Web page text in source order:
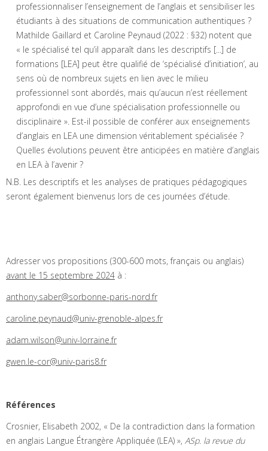
professionnaliser l’enseignement de l’anglais et sensibiliser les
étudiants à des situations de communication authentiques ?
Mathilde Gaillard et Caroline Peynaud (2022 : §32) notent que
« le spécialisé tel qu’il apparaît dans les descriptifs [...] de
formations [LEA] peut être qualifié de ‘spécialisé d’initiation’, au
sens où de nombreux sujets en lien avec le milieu
professionnel sont abordés, mais qu’aucun n’est réellement
approfondi en vue d’une spécialisation professionnelle ou
disciplinaire ». Est-il possible de conférer aux enseignements
d’anglais en LEA une dimension véritablement spécialisée ?
Quelles évolutions peuvent être anticipées en matière d’anglais
en LEA à l’avenir ?
N.B. Les descriptifs et les analyses de pratiques pédagogiques
seront également bienvenus lors de ces journées d’étude.
Adresser vos propositions (300-600 mots, français ou anglais)
avant le 15 septembre 2024 à :
anthony.saber@sorbonne-paris-nord.fr
caroline.peynaud@univ-grenoble-alpes.fr
adam.wilson@univ-lorraine.fr
gwen.le-cor@univ-paris8.fr
Références
Crosnier, Elisabeth 2002, « De la contradiction dans la formation
en anglais Langue Étrangère Appliquée (LEA) », ASp. la revue du